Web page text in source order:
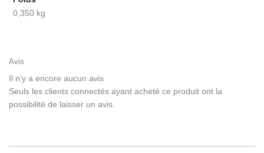
0,350 kg
Avis
Il n’y a encore aucun avis
Seuls les clients connectés ayant acheté ce produit ont la
possibilité de laisser un avis.